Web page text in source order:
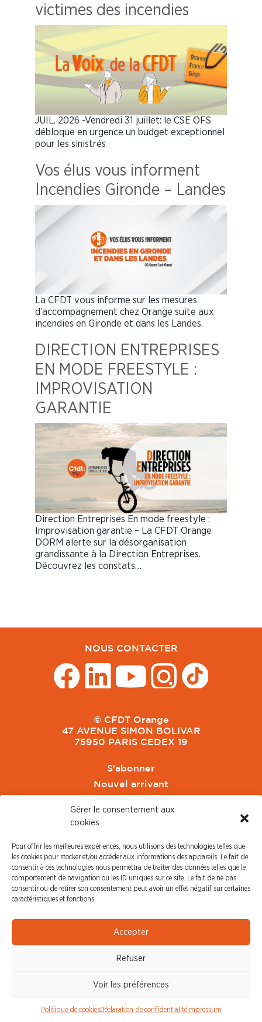
Gérer le consentement aux
cookies
Pour offrir les meilleures expériences, nous utilisons des technologies telles que
les cookies pour stocker et/ou accéder aux informations des appareils. Le fait de
consentir à ces technologies nous permettra de traiter des données telles que le
comportement de navigation ou les ID uniques sur ce site. Le fait de ne pas
consentir ou de retirer son consentement peut avoir un effet négatif sur certaines
caractéristiques et fonctions.
Accepter
Refuser
Voir les préférences
Politique de cookiesDéclaration de confidentialitéImpressum
victimes des incendies
JUIL. 2026 -Vendredi 31 juillet: le CSE OFS
débloque en urgence un budget exceptionnel
pour les sinistrés
Vos élus vous informent
Incendies Gironde – Landes
La CFDT vous informe sur les mesures
d’accompagnement chez Orange suite aux
incendies en Gironde et dans les Landes.
DIRECTION ENTREPRISES
EN MODE FREESTYLE :
IMPROVISATION
GARANTIE
Direction Entreprises En mode freestyle :
Improvisation garantie – La CFDT Orange
DORM alerte sur la désorganisation
grandissante à la Direction Entreprises.
Découvrez les constats…
NOUS CONTACTER
© CFDT Orange
47 AVENUE SIMON BOLIVAR
75950 PARIS CEDEX 19
S'abonner
Nouvel arrivant
CFDT Cadres
CFDT Retraités
L'UFFA
CFDT F3C
PRESSE
Communiqué de Presse
Revue de Presse
© CFDT Orange | Mentions Légales |
Protection des